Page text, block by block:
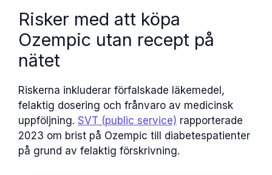
Risker med att köpa
Ozempic utan recept på
nätet
Riskerna inkluderar förfalskade läkemedel,
felaktig dosering och frånvaro av medicinsk
uppföljning. SVT (public service) rapporterade
2023 om brist på Ozempic till diabetespatienter
på grund av felaktig förskrivning.